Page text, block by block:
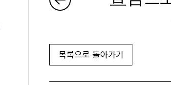
목록으로 돌아가기